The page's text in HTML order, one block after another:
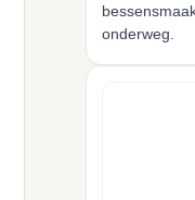
onderweg.